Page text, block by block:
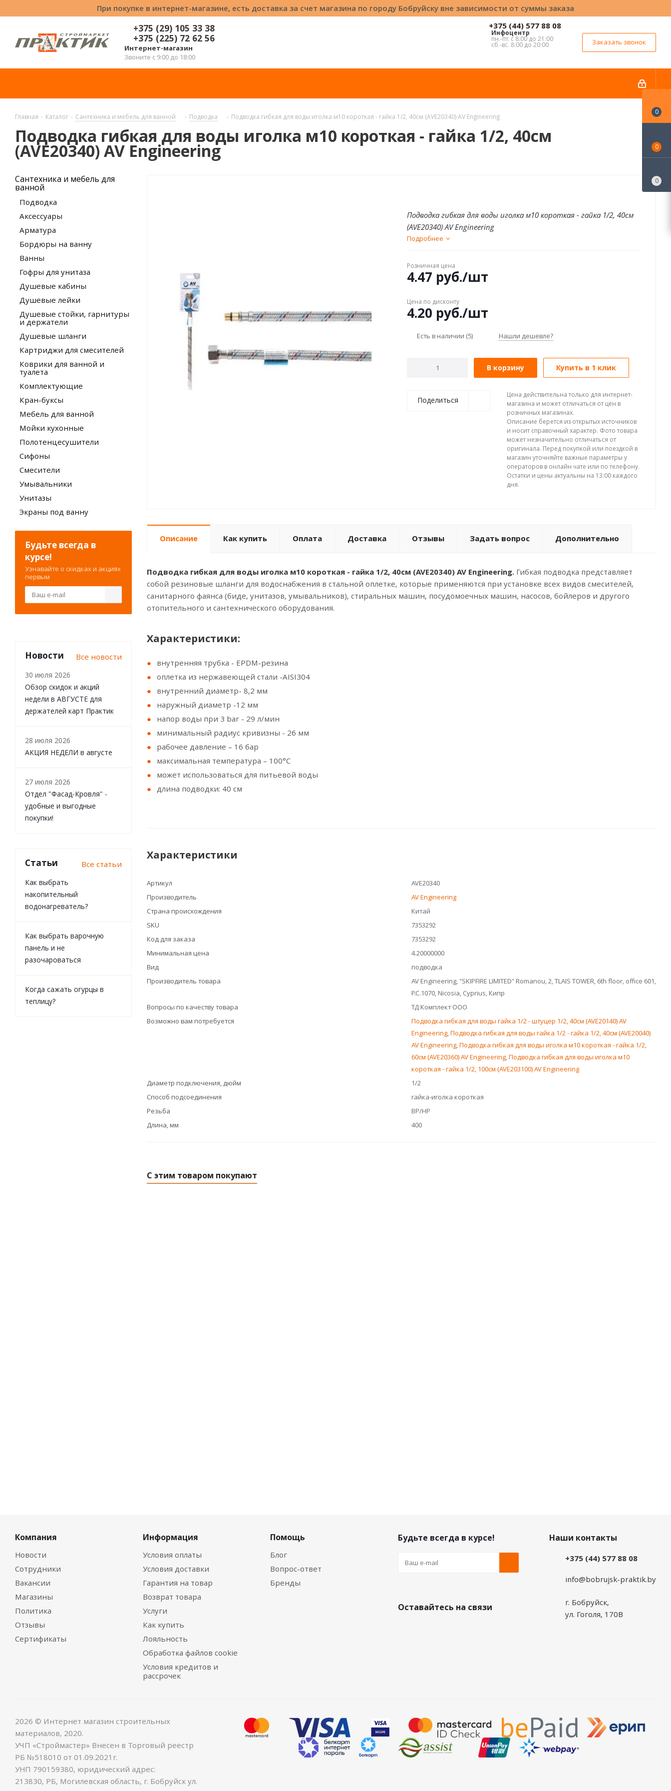
При покупке в интернет-магазине, есть доставка за счет магазина по городу Бобруйску вне зависимости от суммы заказа
+375 (29) 105 33 38
+375 (225) 72 62 56
Интернет-магазин
Звоните с 9:00 до 18:00
+375 (44) 577 88 08
Инфоцентр
пн.-пт. с 8:00 до 21:00
сб.-вс. 8:00 до 20:00 Заказать звонок
Главная - Каталог - Сантехника и мебель для ванной - Подводка - Подводка гибкая для воды иголка м10 короткая - гайка 1/2, 40см (AVE20340) AV Engineering
Подводка гибкая для воды иголка м10 короткая - гайка 1/2, 40см
(AVE20340) AV Engineering
Подводка гибкая для воды иголка м10 короткая - гайка 1/2, 40см
(AVE20340) AV Engineering
Подробнее
Розничная цена
4.47 руб./шт
Цена по дисконту
4.20 руб./шт
Есть в наличии (5) Нашли дешевле?
В корзину Купить в 1 клик
Поделиться
Цена действительна только для интернет-
магазина и может отличаться от цен в
розничных магазинах.
Описание берется из открытых источников
и носит справочный характер. Фото товара
может незначительно отличаться от
оригинала. Перед покупкой или поездкой в
магазин уточняйте важные параметры у
операторов в онлайн чате или по телефону.
Остатки и цены актуальны на 13:00 каждого
дня.
Описание Как купить Оплата Доставка Отзывы Задать вопрос Дополнительно
Подводка гибкая для воды иголка м10 короткая - гайка 1/2, 40см (AVE20340) AV Engineering. Гибкая подводка представляет
собой резиновые шланги для водоснабжения в стальной оплетке, которые применяются при установке всех видов смесителей,
санитарного фаянса (биде, унитазов, умывальников), стиральных машин, посудомоечных машин, насосов, бойлеров и другого
отопительного и сантехнического оборудования.
Xарактеристики:
внутренняя трубка - EPDM-резина
оплетка из нержавеющей стали -AISI304
внутренний диаметр- 8,2 мм
наружный диаметр -12 мм
напор воды при 3 bar - 29 л/мин
минимальный радиус кривизны - 26 мм
рабочее давление – 16 бар
максимальная температура – 100°С
может использоваться для питьевой воды
длина подводки: 40 см
Характеристики
Артикул
AVE20340
Производитель
AV Engineering
Страна происхождения
Китай
SKU
7353292
Код для заказа
7353292
Минимальная цена
4.20000000
Вид
подводка
Производитель товара
AV Engineering, "SKIPFIRE LIMITED" Romanou, 2, TLAIS TOWER, 6th floor, office 601,
P.C.1070, Nicosia, Cyprius, Кипр
Вопросы по качеству товара
ТД Комплект ООО
Возможно вам потребуется
Подводка гибкая для воды гайка 1/2 - штуцер 1/2, 40см (AVE20140) AV
Engineering,Подводка гибкая для воды гайка 1/2 - гайка 1/2, 40см (AVE20040)
AV Engineering,Подводка гибкая для воды иголка м10 короткая - гайка 1/2,
60см (AVE20360) AV Engineering,Подводка гибкая для воды иголка м10
короткая - гайка 1/2, 100см (AVE203100) AV Engineering
Диаметр подключения, дюйм
1/2
Способ подсоединения
гайка-иголка короткая
Резьба
ВР/НР
Длина, мм
400
С этим товаром покупают
Сантехника и мебель для
ванной
Подводка
Аксессуары
Арматура
Бордюры на ванну
Ванны
Гофры для унитаза
Душевые кабины
Душевые лейки
Душевые стойки, гарнитуры
и держатели
Душевые шланги
Картриджи для смесителей
Коврики для ванной и
туалета
Комплектующие
Кран-буксы
Мебель для ванной
Мойки кухонные
Полотенцесушители
Сифоны
Смесители
Умывальники
Унитазы
Экраны под ванну
Будьте всегда в
курсе!
Узнавайте о скидках и акциях
первым
Новости Все новости
30 июля 2026
Обзор скидок и акций
недели в АВГУСТЕ для
держателей карт Практик
28 июля 2026
АКЦИЯ НЕДЕЛИ в августе
27 июля 2026
Отдел "Фасад-Кровля" -
удобные и выгодные
покупки!
Статьи Все статьи
Как выбрать
накопительный
водонагреватель?
Как выбрать варочную
панель и не
разочароваться
Когда сажать огурцы в
теплицу?
Компания
Новости
Сотрудники
Вакансии
Магазины
Политика
Отзывы
Сертификаты
Информация
Условия оплаты
Условия доставки
Гарантия на товар
Возврат товара
Услуги
Как купить
Лояльность
Обработка файлов cookie
Условия кредитов и
рассрочек
Помощь
Блог
Вопрос-ответ
Бренды
Будьте всегда в курсе!
Оставайтесь на связи
Наши контакты
+375 (44) 577 88 08
info@bobrujsk-praktik.by
г. Бобруйск,
ул. Гоголя, 170В
2026 © Интернет магазин строительных
материалов, 2020.
УЧП «Строймастер» Внесен в Торговый реестр
РБ №518010 от 01.09.2021г.
УНП 790159380, юридический адрес:
213830, РБ, Могилевская область, г. Бобруйск ул.
0
0
0